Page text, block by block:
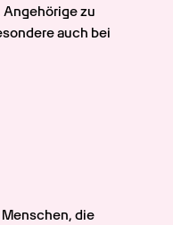
Angehörige zu
auch bei
die